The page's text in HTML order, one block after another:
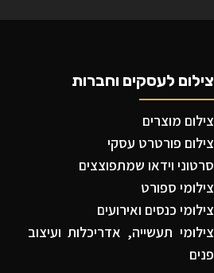
צילום לעסקים וחברות
צילום מוצרים
צילום פורטרט עסקי
סרטוני וידאו שמתפוצצים
צילומי ספורט
צילומי כנסים ואירועים
צילומי תעשייה, אדריכלות ועיצוב
פנים